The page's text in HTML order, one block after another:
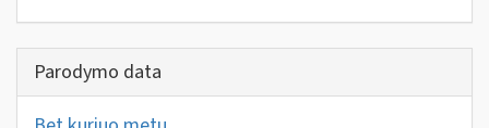
Parodymo data